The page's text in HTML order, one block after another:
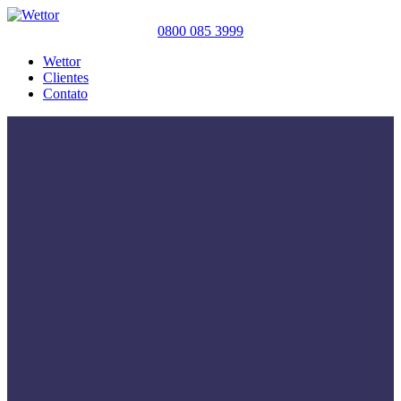
0800 085 3999
Wettor
Clientes
Contato